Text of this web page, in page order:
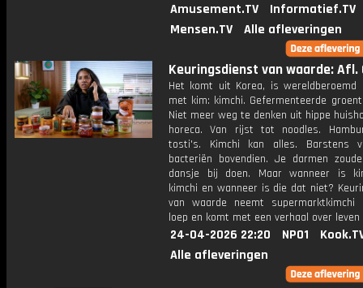
Amusement.TV
Informatief.TV
Mensen.TV
Alle afleveringen
Keuringsdienst van waarde: Afl.
Het komt uit Korea, is wereldberoemd
met kim: kimchi. Gefermenteerde
Niet meer weg te denken uit hippe
horeca. Van rijst tot noodles.
tosti's. Kimchi kan alles. Barstens
bacteriën bovendien. Je darmen
dansje bij doen. Maar wanneer is
kimchi en wanneer is die dat niet?
van waarde neemt supermarktkimchi
loep en komt met een verhaal over leven
24-04-2026 22:20 NPO1
Alle afleveringen